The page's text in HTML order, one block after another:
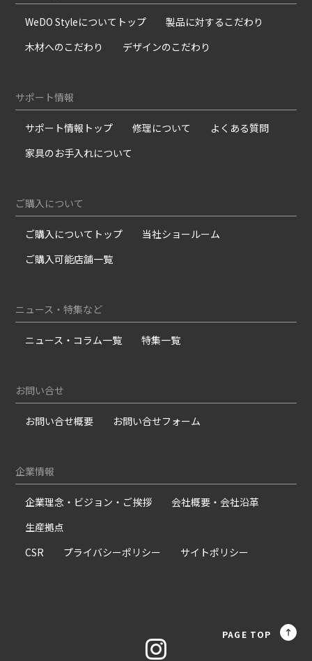
WeDO Styleについてトップ
製品に対するこだわり
木材へのこだわり
デザインのこだわり
サポート情報
サポート情報トップ 修理について
よくある質問
家具のお手入れについて
ご購入について
ご購入についてトップ
当社ショールーム
ご購入可能店舗一覧
ニュース・特集など
ニュース・コラム一覧 特集一覧
お問い合せ
お問い合せ概要 お問い合せフォーム
企業情報
企業理念・ビジョン・ご挨拶
会社概要・会社沿革
生産拠点
CSR
プライバシーポリシー サイトポリシー
PAGE TOP